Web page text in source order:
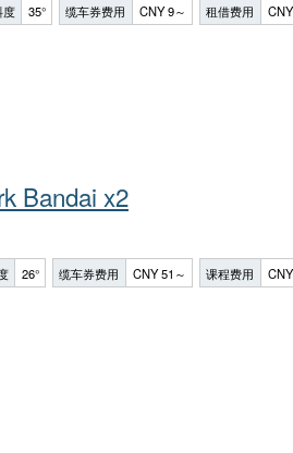
度 35° 缆车券费用 CNY 9～ 租借费用
Ba​​ndai x2
26° 缆车券费用 CNY 51～ 课程费用